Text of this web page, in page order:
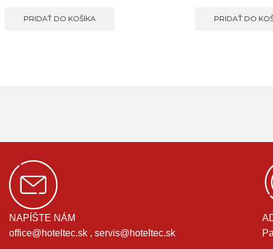
PRIDAŤ DO KOŠÍKA PRIDAŤ DO
NAPÍŠTE NÁM
office@hoteltec.sk , servis@hoteltec.sk